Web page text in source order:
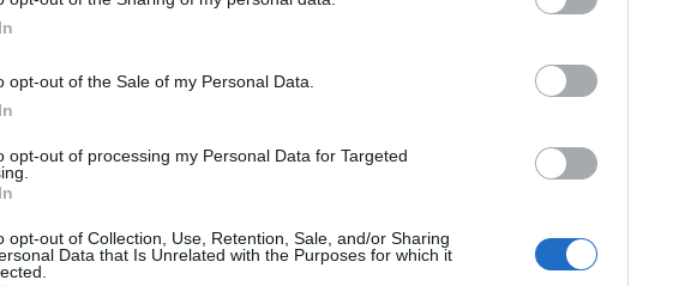
opt-out of the Sale of my Personal Data.
opt-out of processing my Personal Data for Targeted
opt-out of Collection, Use, Retention, Sale, and/or Sharing
Data that Is Unrelated with the Purposes for which it
senza Travel Card, elencato tutte le
i costi singoli e calcolato il risparmio finale
dettagliata e le indicazioni pratiche per
Pass e le sue varianti